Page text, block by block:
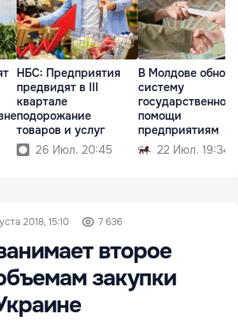
НБС: Предприятия
предвидят в III
квартале
подорожание
товаров и услуг
26 Июл. 20:45
В Молдове
систему
государственной
помощи
предприятиям
22 Июл. 19:34
2018, 15:10 7 636
второе
закупки